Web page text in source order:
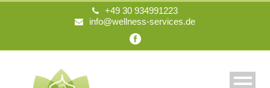
+49 30 934991223
info@wellness-services.de